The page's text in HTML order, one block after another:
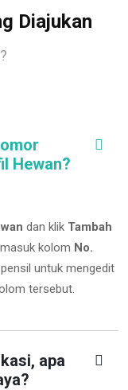
Diajukan
Hewan?
dan klik Tambah
kolom No.
untuk mengedit
tersebut.
apa